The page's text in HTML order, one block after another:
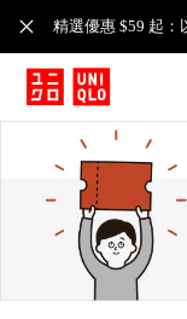
精選優惠 $59 起：